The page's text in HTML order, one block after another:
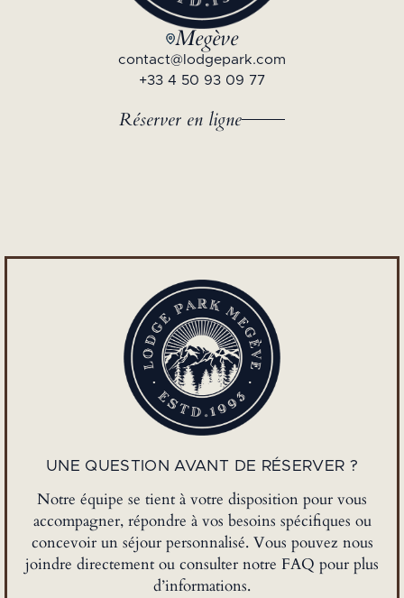
Megève
contact@lodgepark.com
+33 4 50 93 09 77
Réserver en ligne
UNE QUESTION AVANT DE RÉSERVER ?
Notre équipe se tient à votre disposition pour vous
accompagner, répondre à vos besoins spécifiques ou
concevoir un séjour personnalisé. Vous pouvez nous
joindre directement ou consulter notre FAQ pour plus
d’informations.